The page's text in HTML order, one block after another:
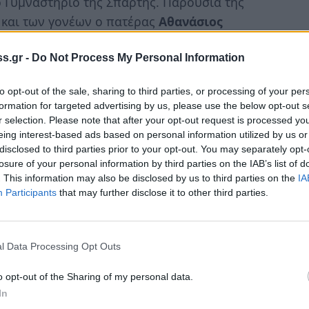
- Do Not Process My Personal Information
opt-out of the sale, sharing to third parties, or processing of your
for targeted advertising by us, please use the below opt-out
selection. Please note that after your opt-out request is processed
interest-based ads based on personal information utilized by us
to third parties prior to your opt-out. You may separately
of your personal information by third parties on the IAB’s list of
This information may also be disclosed by us to third parties on the
Participants that may further disclose it to other third parties.
Data Processing Opt Outs
opt-out of the Sharing of my personal data.
των γονέων ο πατέρας Αθανάσιος
τους αθλητές που συναποτελούν με τη
του Συλλόγου να είναι έτοιμοι ώστε να
και τις δύσκολες στιγμές.